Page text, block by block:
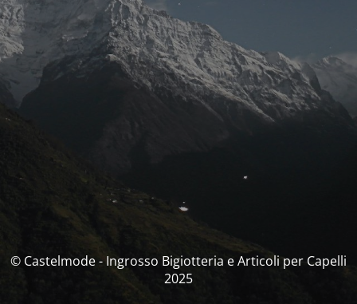
© Castelmode - Ingrosso Bigiotteria e Articoli per Capelli
2025